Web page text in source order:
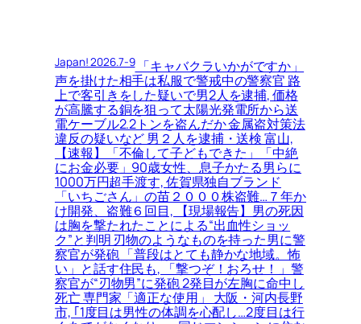
Japan! 2026.7-9「キャバクラいかがですか」
声を掛けた相手は私服で警戒中の警察官 路
上で客引きをした疑いで男2人を逮捕, 価格
が高騰する銅を狙って太陽光発電所から送
電ケーブル2.2トンを盗んだか 金属盗対策法
違反の疑いなど 男２人を逮捕・送検 富山,
【速報】「不倫して子どもできた」「中絶
にお金必要」90歳女性、息子かたる男らに
1000万円超手渡す, 佐賀県独自ブランド
「いちごさん」の苗２０００株盗難…７年か
け開発、盗難６回目, 【現場報告】男の死因
は胸を撃たれたことによる“出血性ショッ
ク”と判明 刃物のようなものを持った男に警
察官が発砲 「普段はとても静かな地域。怖
い」と話す住民も, 「撃つぞ！おろせ！」警
察官が“刃物男”に発砲 2発目が左胸に命中し
死亡 専門家「適正な使用」 大阪・河内長野
市, ｢1度目は男性の体調を心配し…2度目は行